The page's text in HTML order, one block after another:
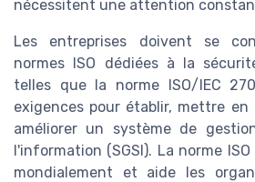
nécessitent une attention
Les entreprises doivent se
normes ISO dédiées à la
telles que la norme ISO/IEC
exigences pour établir, mettre
améliorer un système de
l'information (SGSI). La norme
mondialement et aide les